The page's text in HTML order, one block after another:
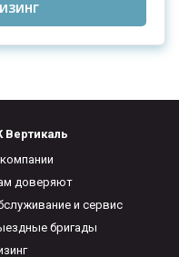
Вертикаль
доверяют
и сервис
бригады